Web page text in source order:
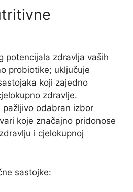
potencijala zdravlja vaših
probiotike; uključuje
koji zajedno
zdravlje.
pažljivo odabran izbor
koje značajno pridonose
i cjelokupnoj
sastojke: